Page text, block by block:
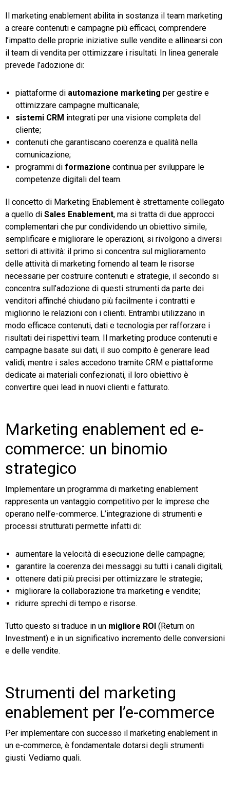
Il marketing enablement abilita in sostanza il team marketing
a creare contenuti e campagne più efficaci, comprendere
l’impatto delle proprie iniziative sulle vendite e allinearsi con
il team di vendita per ottimizzare i risultati. In linea generale
prevede l’adozione di:
piattaforme di automazione marketing per gestire e
ottimizzare campagne multicanale;
sistemi CRM integrati per una visione completa del
cliente;
contenuti che garantiscano coerenza e qualità nella
comunicazione;
programmi di formazione continua per sviluppare le
competenze digitali del team.
Il concetto di Marketing Enablement è strettamente collegato
a quello di Sales Enablement, ma si tratta di due approcci
complementari che pur condividendo un obiettivo simile,
semplificare e migliorare le operazioni, si rivolgono a diversi
settori di attività: il primo si concentra sul miglioramento
delle attività di marketing fornendo al team le risorse
necessarie per costruire contenuti e strategie, il secondo si
concentra sull’adozione di questi strumenti da parte dei
venditori affinché chiudano più facilmente i contratti e
migliorino le relazioni con i clienti. Entrambi utilizzano in
modo efficace contenuti, dati e tecnologia per rafforzare i
risultati dei rispettivi team. Il marketing produce contenuti e
campagne basate sui dati, il suo compito è generare lead
validi, mentre i sales accedono tramite CRM e piattaforme
dedicate ai materiali confezionati, il loro obiettivo è
convertire quei lead in nuovi clienti e fatturato.
Marketing enablement ed e-
commerce: un binomio
strategico
Implementare un programma di marketing enablement
rappresenta un vantaggio competitivo per le imprese che
operano nell’e-commerce. L’integrazione di strumenti e
processi strutturati permette infatti di:
aumentare la velocità di esecuzione delle campagne;
garantire la coerenza dei messaggi su tutti i canali digitali;
ottenere dati più precisi per ottimizzare le strategie;
migliorare la collaborazione tra marketing e vendite;
ridurre sprechi di tempo e risorse.
Tutto questo si traduce in un migliore ROI (Return on
Investment) e in un significativo incremento delle conversioni
e delle vendite.
Strumenti del marketing
enablement per l’e-commerce
Per implementare con successo il marketing enablement in
un e-commerce, è fondamentale dotarsi degli strumenti
giusti. Vediamo quali.